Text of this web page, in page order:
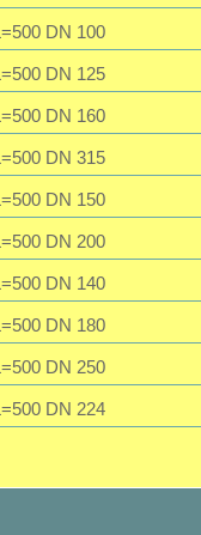
die Qualität
DN 100
DN 125
DN 160
DN 315
DN 150
DN 200
DN 140
DN 180
DN 250
DN 224